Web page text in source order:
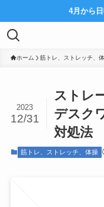
4月から
ホーム 筋トレ、ストレッチ、
ストレ
デスク
対処法
2023
12/31
筋トレ、ストレッチ、体操